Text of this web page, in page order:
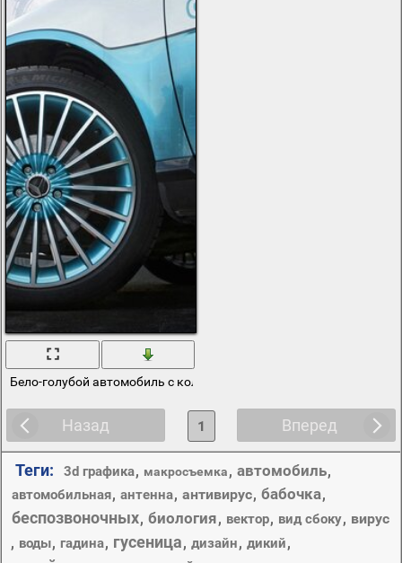
Бело-голубой автомобиль с колесом
Назад Вперед
1
Теги: 3d графика, макросъемка, автомобиль,
автомобильная, антенна, антивирус, бабочка,
беспозвоночных, биология, вектор, вид сбоку, вирус
, воды, гадина, гусеница, дизайн, дикий,